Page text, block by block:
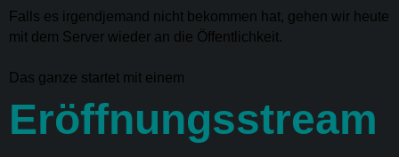
Falls es irgendjemand nicht bekommen hat, gehen wir heute
mit dem Server wieder an die Öffentlichkeit.
Das ganze startet mit einem
Eröffnungsstream